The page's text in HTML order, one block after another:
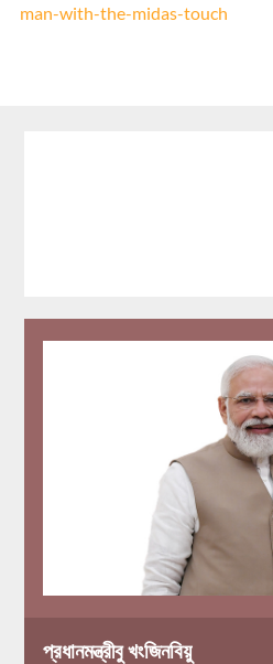
man-with-the-midas-touch
প্রধানমন্ত্রীবু খংজিনবিয়ু